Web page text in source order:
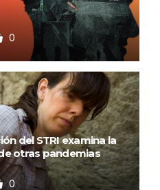
0
del STRI examina la
otras pandemias
0